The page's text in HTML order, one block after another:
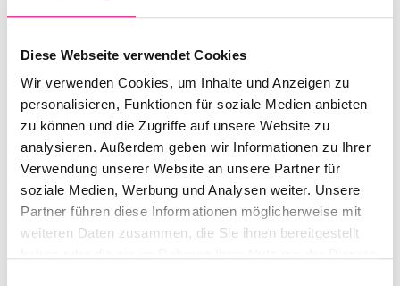
Diese Webseite verwendet Cookies
Wir verwenden Cookies, um Inhalte und Anzeigen zu
personalisieren, Funktionen für soziale Medien anbieten
zu können und die Zugriffe auf unsere Website zu
analysieren. Außerdem geben wir Informationen zu Ihrer
Verwendung unserer Website an unsere Partner für
soziale Medien, Werbung und Analysen weiter. Unsere
Partner führen diese Informationen möglicherweise mit
weiteren Daten zusammen, die Sie ihnen bereitgestellt